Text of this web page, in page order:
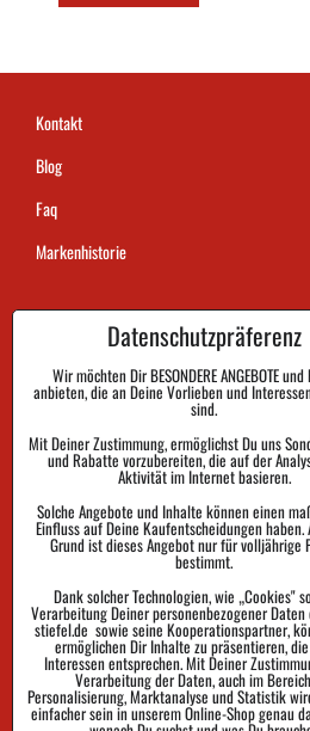
Kontakt
Blog
Faq
Markenhistorie
Dauer der Auftragsausführung
Zahlung
Warenrückgabe und Reklamation
Größe
Schutz der Privatsphäre
Sendungsverfolgung
Datenschutzpräferenz
Wir möchten Dir BESONDERE ANGEBOTE und
anbieten, die an Deine Vorlieben und
sind.
Mit Deiner Zustimmung, ermöglichst Du uns
und Rabatte vorzubereiten, die auf der
Aktivität im Internet basieren.
Solche Angebote und Inhalte können einen
Einfluss auf Deine Kaufentscheidungen haben.
Grund ist dieses Angebot nur für volljährige
bestimmt.
Dank solcher Technologien, wie „Cookies"
Verarbeitung Deiner personenbezogener
stiefel.de sowie seine Kooperationspartner,
ermöglichen Dir Inhalte zu präsentieren,
Interessen entsprechen. Mit Deiner
Verarbeitung der Daten, auch im
Personalisierung, Marktanalyse und Statistik
einfacher sein in unserem Online-Shop genau